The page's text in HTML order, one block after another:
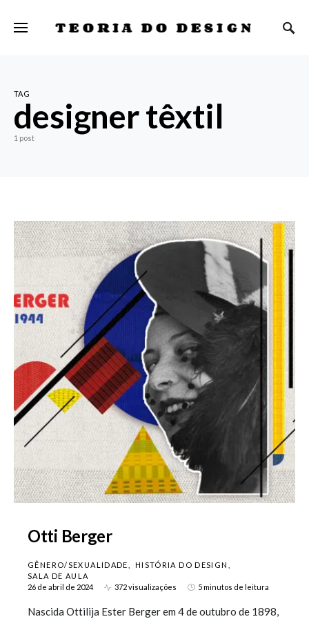
TEORIA DO DESIGN
TAG
designer têxtil
1 post
Otti Berger
GÊNERO/SEXUALIDADE
HISTÓRIA DO DESIGN
SALA DE AULA
26 de abril de 2024
372 visualizações 5 minutos de leitura
Nascida Ottilija Ester Berger em 4 de outubro de 1898,